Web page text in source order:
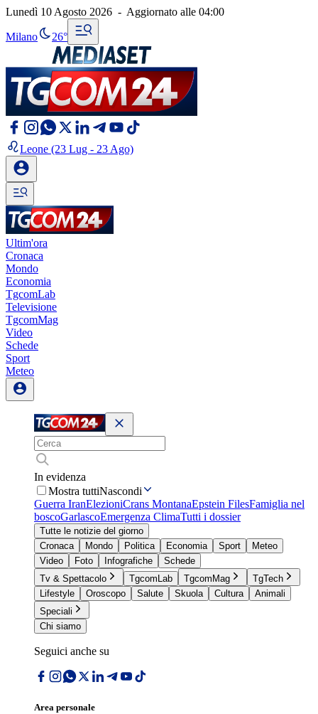
Lunedì 10 Agosto 2026 - Aggiornato alle 04:00
Milano 26°
Leone (23 Lug - 23 Ago)
Ultim'ora
Cronaca
Mondo
Economia
TgcomLab
Televisione
TgcomMag
Video
Schede
Sport
Meteo
In evidenza
Mostra tuttiNascondi
Guerra IranElezioniCrans MontanaEpstein FilesFamiglia nel
boscoGarlascoEmergenza ClimaTutti i dossier
Tutte le notizie del giorno
Cronaca
Mondo Politica Economia Sport
Meteo
Video
Foto Infografiche
Schede
Tv & Spettacolo
TgcomLab TgcomMag
TgTech
Lifestyle
Oroscopo Salute Skuola Cultura
Animali
Speciali
Chi siamo
Seguici anche su
Area personale